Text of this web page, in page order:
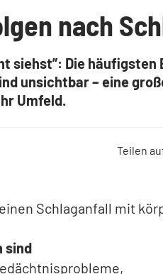
nach
siehst”: Die häufigsten
unsichtbar – eine
Umfeld.
Teilen
Schlaganfall mit
sind